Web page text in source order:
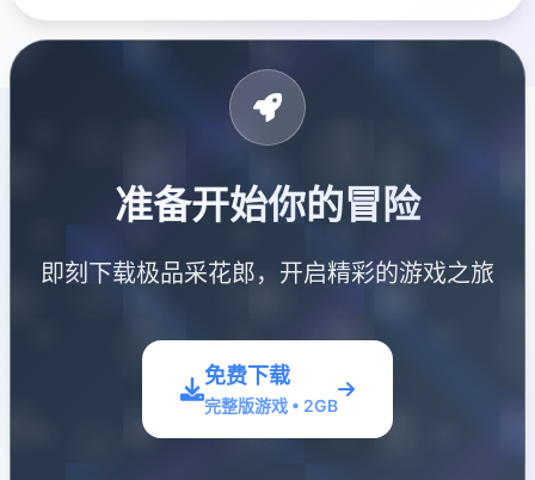
准备开始你的冒险
即刻下载极品采花郎，开启精彩的游戏之旅
免费下载
完整版游戏 • 2GB